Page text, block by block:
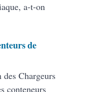
a-t-on
de
Chargeurs
conteneurs